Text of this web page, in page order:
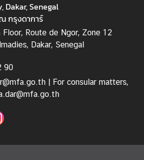
Dakar, Senegal
กรุงดาการ์
Route de Ngor, Zone 12
Dakar, Senegal
90
| For consular matters,